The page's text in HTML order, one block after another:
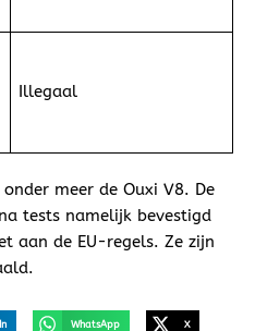
Illegaal
meer de Ouxi V8. De
tests namelijk bevestigd
aan de EU-regels. Ze zijn
WhatsApp X